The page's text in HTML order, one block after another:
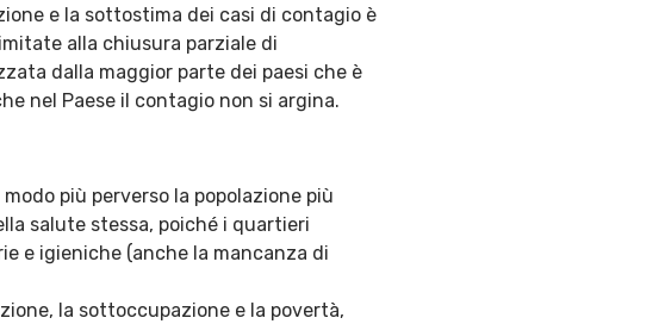
e la sottostima dei casi di contagio è
alla chiusura parziale di
dalla maggior parte dei paesi che è
nel Paese il contagio non si argina.
più perverso la popolazione più
salute stessa, poiché i quartieri
e igieniche (anche la mancanza di
la sottoccupazione e la povertà,